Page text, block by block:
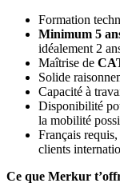
Formation
Minimum 5
idéalement 2
Maîtrise de
Solide
Capacité à
Disponibilité
la mobilité
Français
clients
Ce que Merkur